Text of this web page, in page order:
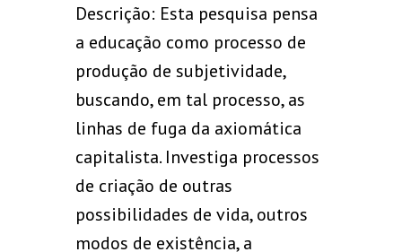
Descrição: Esta pesquisa pensa
a educação como processo de
produção de subjetividade,
buscando, em tal processo, as
linhas de fuga da axiomática
capitalista. Investiga processos
de criação de outras
possibilidades de vida, outros
modos de existência, a